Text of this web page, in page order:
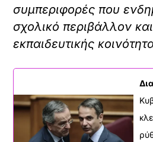
συμπεριφορές που
σχολικό περιβάλλον
εκπαιδευτικής